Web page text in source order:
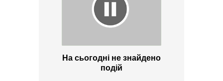
На сьогодні не знайдено
подій